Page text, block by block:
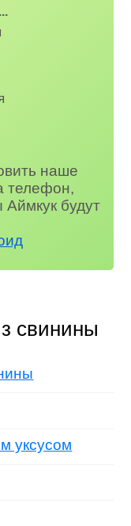
наше
телефон,
будут
свинины
уксусом